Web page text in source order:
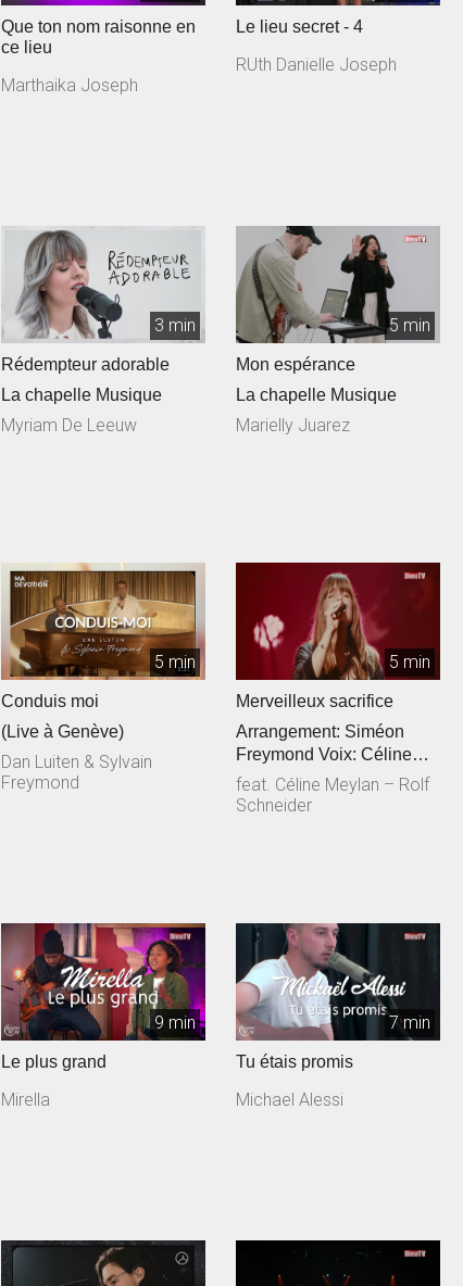
Que ton nom raisonne en
ce lieu
Marthaika Joseph
Le lieu secret - 4
RUth Danielle Joseph
3 min
Rédempteur adorable
La chapelle Musique
Myriam De Leeuw
5 min
Mon espérance
La chapelle Musique
Marielly Juarez
5 min
Conduis moi
(Live à Genève)
Dan Luiten & Sylvain
Freymond
5 min
Merveilleux sacrifice
Arrangement: Siméon
Freymond Voix: Céline
Meylan Guitare
acoustique: Rolf Sc...
feat. Céline Meylan – Rolf
Schneider
9 min
Le plus grand
Mirella
7 min
Tu étais promis
Michael Alessi